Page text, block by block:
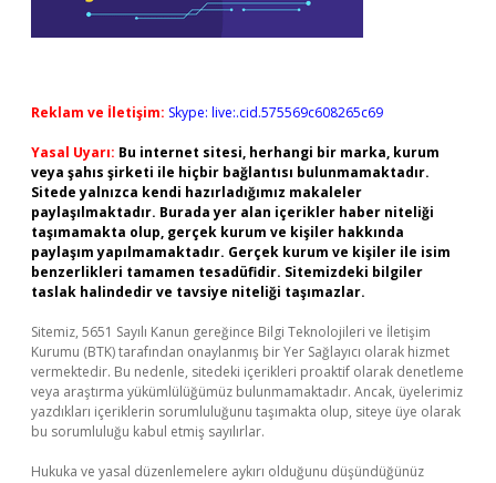
Reklam ve İletişim: Skype: live:.cid.575569c608265c69
Yasal Uyarı: Bu internet sitesi, herhangi bir marka, kurum
veya şahıs şirketi ile hiçbir bağlantısı bulunmamaktadır.
Sitede yalnızca kendi hazırladığımız makaleler
paylaşılmaktadır. Burada yer alan içerikler haber niteliği
taşımamakta olup, gerçek kurum ve kişiler hakkında
paylaşım yapılmamaktadır. Gerçek kurum ve kişiler ile isim
benzerlikleri tamamen tesadüfidir. Sitemizdeki bilgiler
taslak halindedir ve tavsiye niteliği taşımazlar.
Sitemiz, 5651 Sayılı Kanun gereğince Bilgi Teknolojileri ve İletişim
Kurumu (BTK) tarafından onaylanmış bir Yer Sağlayıcı olarak hizmet
vermektedir. Bu nedenle, sitedeki içerikleri proaktif olarak denetleme
veya araştırma yükümlülüğümüz bulunmamaktadır. Ancak, üyelerimiz
yazdıkları içeriklerin sorumluluğunu taşımakta olup, siteye üye olarak
bu sorumluluğu kabul etmiş sayılırlar.
Hukuka ve yasal düzenlemelere aykırı olduğunu düşündüğünüz